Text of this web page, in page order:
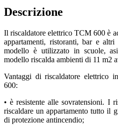
Descrizione
Il riscaldatore elettrico TCM 600 è
appartamenti, ristoranti, bar e
modello è utilizzato in scuole,
modello riscalda ambienti di 11 m2
Vantaggi di riscaldatore elettrico
600:
• è resistente alle sovratensioni. I
riscaldare un appartamento tutto il
di protezione antincendio;